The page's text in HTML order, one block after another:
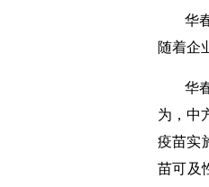
华
随着企
华
为，中
疫苗实
苗可及